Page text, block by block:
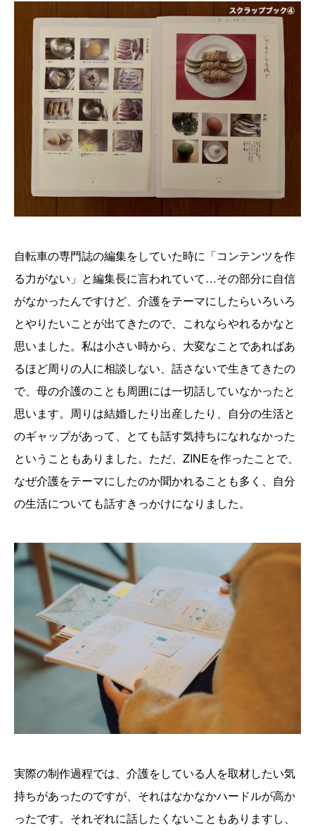
自転車の専門誌の編集をしていた時に「コンテンツを作
る力がない」と編集長に言われていて…その部分に自信
がなかったんですけど、介護をテーマにしたらいろいろ
とやりたいことが出てきたので、これならやれるかなと
思いました。私は小さい時から、大変なことであればあ
るほど周りの人に相談しない、話さないで生きてきたの
で、母の介護のことも周囲には一切話していなかったと
思います。周りは結婚したり出産したり、自分の生活と
のギャップがあって、とても話す気持ちになれなかった
ということもありました。ただ、ZINEを作ったことで、
なぜ介護をテーマにしたのか聞かれることも多く、自分
の生活についても話すきっかけになりました。
実際の制作過程では、介護をしている人を取材したい気
持ちがあったのですが、それはなかなかハードルが高か
ったです。それぞれに話したくないこともありますし、